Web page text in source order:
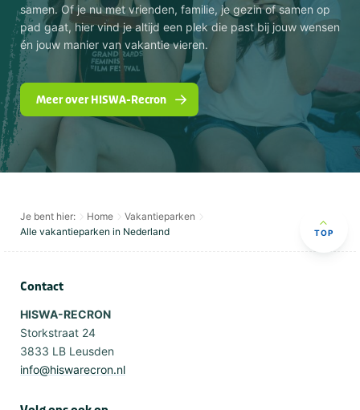
samen. Of je nu met vrienden, familie, je gezin of samen op
pad gaat, hier vind je altijd een plek die past bij jouw wensen
én jouw manier van vakantie vieren.
Meer over HISWA-Recron
Je bent hier: Home
Vakantieparken
Alle vakantieparken in Nederland
TOP
Contact
HISWA-RECRON
Storkstraat 24
3833 LB Leusden
info@hiswarecron.nl